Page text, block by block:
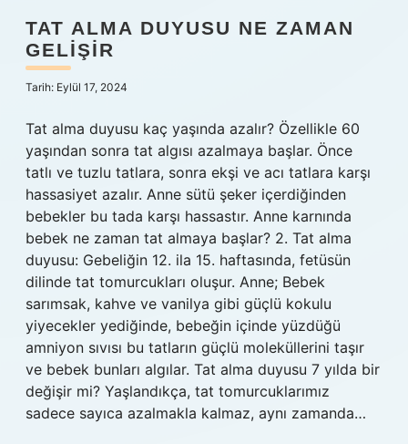
TAT ALMA DUYUSU NE ZAMAN
GELIŞIR
Tarih: Eylül 17, 2024
Tat alma duyusu kaç yaşında azalır? Özellikle 60
yaşından sonra tat algısı azalmaya başlar. Önce
tatlı ve tuzlu tatlara, sonra ekşi ve acı tatlara karşı
hassasiyet azalır. Anne sütü şeker içerdiğinden
bebekler bu tada karşı hassastır. Anne karnında
bebek ne zaman tat almaya başlar? 2. Tat alma
duyusu: Gebeliğin 12. ila 15. haftasında, fetüsün
dilinde tat tomurcukları oluşur. Anne; Bebek
sarımsak, kahve ve vanilya gibi güçlü kokulu
yiyecekler yediğinde, bebeğin içinde yüzdüğü
amniyon sıvısı bu tatların güçlü moleküllerini taşır
ve bebek bunları algılar. Tat alma duyusu 7 yılda bir
değişir mi? Yaşlandıkça, tat tomurcuklarımız
sadece sayıca azalmakla kalmaz, aynı zamanda…